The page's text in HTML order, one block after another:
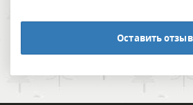
Оставить отзыв